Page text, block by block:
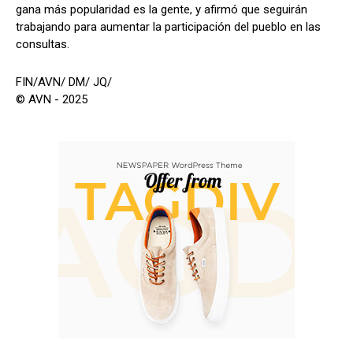
gana más popularidad es la gente, y afirmó que seguirán
trabajando para aumentar la participación del pueblo en las
consultas.
FIN/AVN/ DM/ JQ/
© AVN - 2025